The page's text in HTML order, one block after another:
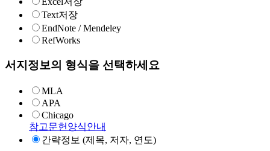
Text저장
EndNote / Mendeley
RefWorks
서지정보의 형식을 선택하세요
MLA
APA
Chicago
참고문헌양식안내
간략정보 (제목, 저자, 연도)